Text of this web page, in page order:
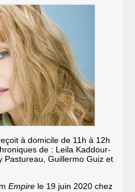
à domicile de 11h à 12h
de : Leila Kaddour-
Pastureau, Guillermo Guiz et
Empire le 19 juin 2020 chez